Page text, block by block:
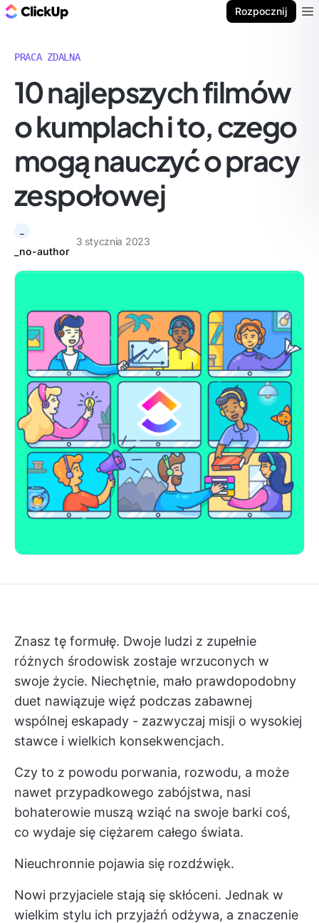
Rozpocznij
PRACA ZDALNA
10 najlepszych filmów
o kumplach i to, czego
mogą nauczyć o pracy
zespołowej
_no-author
3 stycznia 2023
Znasz tę formułę. Dwoje ludzi z zupełnie
różnych środowisk zostaje wrzuconych w
swoje życie. Niechętnie, mało prawdopodobny
duet nawiązuje więź podczas zabawnej
wspólnej eskapady - zazwyczaj misji o wysokiej
stawce i wielkich konsekwencjach.
Czy to z powodu porwania, rozwodu, a może
nawet przypadkowego zabójstwa, nasi
bohaterowie muszą wziąć na swoje barki coś,
co wydaje się ciężarem całego świata.
Nieuchronnie pojawia się rozdźwięk.
Nowi przyjaciele stają się skłóceni. Jednak w
wielkim stylu ich przyjaźń odżywa, a znaczenie